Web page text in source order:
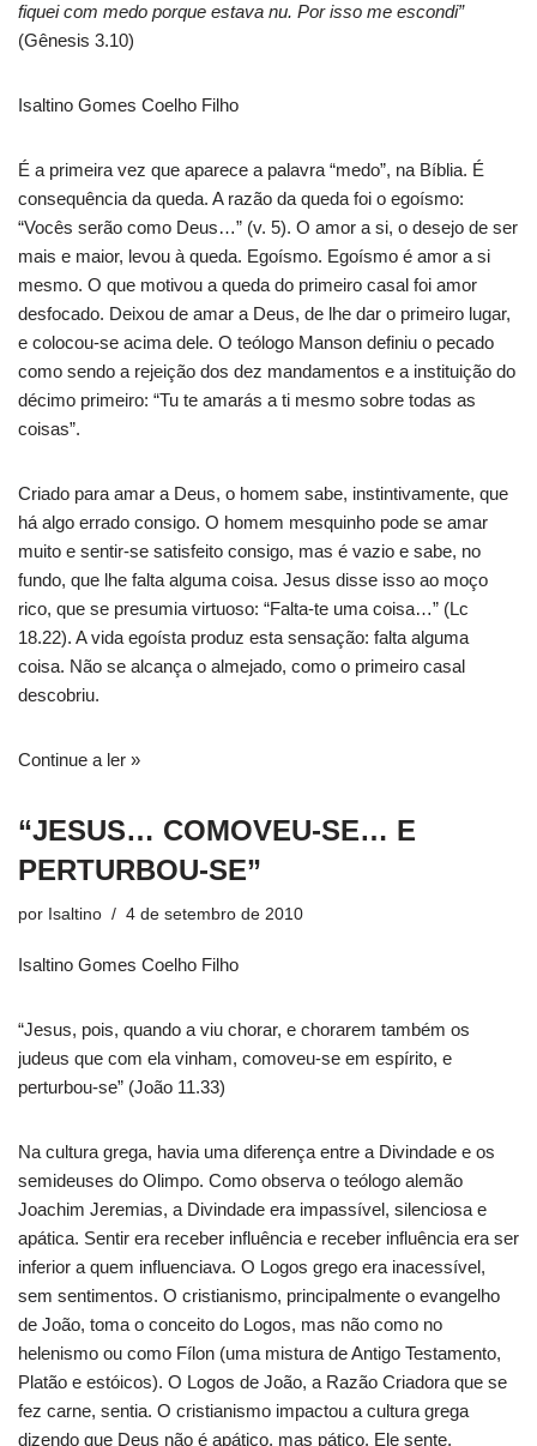
fiquei com medo porque estava nu. Por isso me escondi”
(Gênesis 3.10)
Isaltino Gomes Coelho Filho
É a primeira vez que aparece a palavra “medo”, na Bíblia. É
consequência da queda. A razão da queda foi o egoísmo:
“Vocês serão como Deus…” (v. 5). O amor a si, o desejo de ser
mais e maior, levou à queda. Egoísmo. Egoísmo é amor a si
mesmo. O que motivou a queda do primeiro casal foi amor
desfocado. Deixou de amar a Deus, de lhe dar o primeiro lugar,
e colocou-se acima dele. O teólogo Manson definiu o pecado
como sendo a rejeição dos dez mandamentos e a instituição do
décimo primeiro: “Tu te amarás a ti mesmo sobre todas as
coisas”.
Criado para amar a Deus, o homem sabe, instintivamente, que
há algo errado consigo. O homem mesquinho pode se amar
muito e sentir-se satisfeito consigo, mas é vazio e sabe, no
fundo, que lhe falta alguma coisa. Jesus disse isso ao moço
rico, que se presumia virtuoso: “Falta-te uma coisa…” (Lc
18.22). A vida egoísta produz esta sensação: falta alguma
coisa. Não se alcança o almejado, como o primeiro casal
descobriu.
Continue a ler »
“JESUS… COMOVEU-SE… E
PERTURBOU-SE”
por Isaltino 4 de setembro de 2010
Isaltino Gomes Coelho Filho
“Jesus, pois, quando a viu chorar, e chorarem também os
judeus que com ela vinham, comoveu-se em espírito, e
perturbou-se” (João 11.33)
Na cultura grega, havia uma diferença entre a Divindade e os
semideuses do Olimpo. Como observa o teólogo alemão
Joachim Jeremias, a Divindade era impassível, silenciosa e
apática. Sentir era receber influência e receber influência era ser
inferior a quem influenciava. O Logos grego era inacessível,
sem sentimentos. O cristianismo, principalmente o evangelho
de João, toma o conceito do Logos, mas não como no
helenismo ou como Fílon (uma mistura de Antigo Testamento,
Platão e estóicos). O Logos de João, a Razão Criadora que se
fez carne, sentia. O cristianismo impactou a cultura grega
dizendo que Deus não é apático, mas pático. Ele sente.